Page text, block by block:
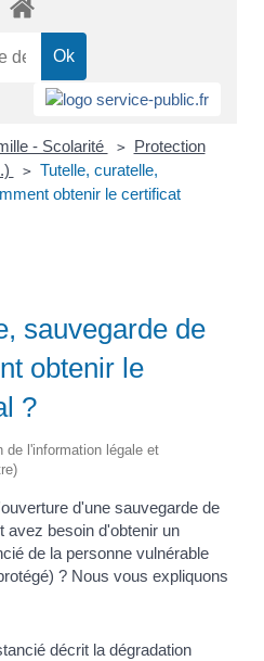
- Scolarité >
Protection
> Tutelle, curatelle,
obtenir le certificat
sauvegarde de
obtenir le
?
de l'information légale et
d'une sauvegarde de
avez besoin d'obtenir un
de la personne vulnérable
? Nous vous expliquons
décrit la dégradation